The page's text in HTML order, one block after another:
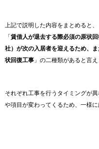
上記で説明した内容をまとめると、
「 賃借人が退去する際必須の原状
社）が次の入居者を迎えるため、
状回復工事 」の二種類があると言え
それぞれ工事を行うタイミングが
や項目が変わってくるため、一様に